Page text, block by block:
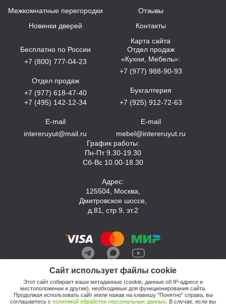
Сайт использует файлы cookie
Этот сайт собирает ваши метаданные (cookie, данные об IP-адресе и
местоположении и другие), необходимые для функционирования сайта.
Продолжая использовать сайт и/или нажав на клавишу "Понятно" справа, вы
соглашаетесь с политикой обработки персональных данных . В случае, если вы
Межкомнатные перегородки
Новинки дверей
Отзывы
Контакты
Карта сайта
Бесплатно по России
+7 (800) 777-04-23
Отдел продаж
+7 (977) 618-47-40
+7 (495) 142-12-34
E-mail
intereruyut@mail.ru
Отдел продаж
«Кухни, Мебель»:
+7 (977) 988-90-93
Бухгалтерия
+7 (925) 912-72-63
E-mail
mebel@intereruyut.ru
График работы:
Пн-Пт 9.30-19.30
Сб-Вс 10.00-18.30
Адрес:
125504, Москва,
Дмитровское шоссе,
д.81, стр.9, эт.2